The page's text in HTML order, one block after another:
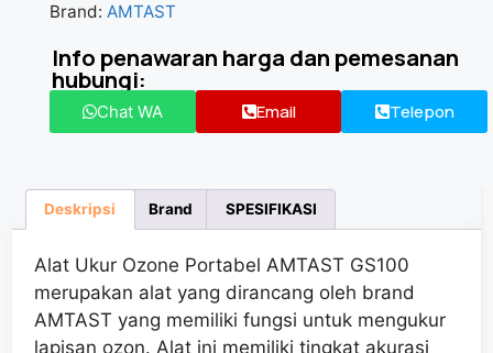
Brand: AMTAST
Info penawaran harga dan pemesanan
hubungi:
Chat WA Email Telepon
Deskripsi Brand SPESIFIKASI
Alat Ukur Ozone Portabel AMTAST GS100
merupakan alat yang dirancang oleh brand
AMTAST yang memiliki fungsi untuk mengukur
lapisan ozon. Alat ini memiliki tingkat akurasi